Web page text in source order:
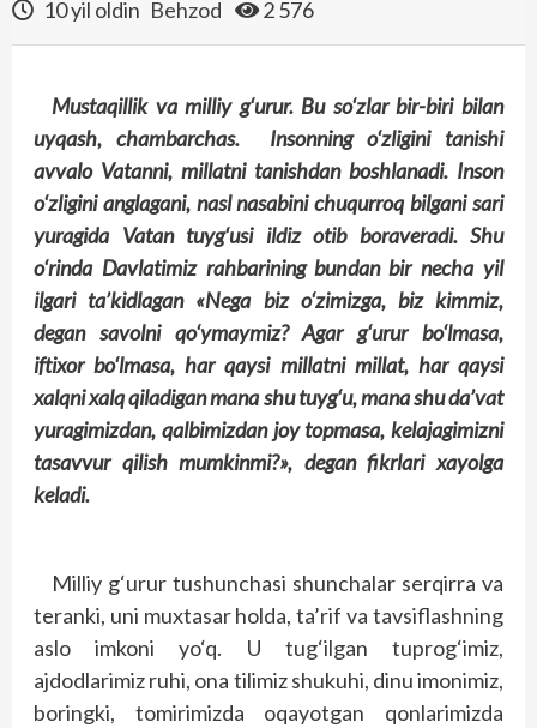
10 yil oldin Behzod 2 576
Mustaqillik va milliy g‘urur. Bu so‘zlar bir-biri bilan
uyqash, chambarchas. Insonning o‘zligini tanishi
avvalo Vatanni, millatni tanishdan boshlanadi. Inson
o‘zligini anglagani, nasl nasabini chuqurroq bilgani sari
yuragida Vatan tuyg‘usi ildiz otib boraveradi. Shu
o‘rinda Davlatimiz rahbarining bundan bir necha yil
ilgari ta’kidlagan «Nega biz o‘zimizga, biz kimmiz,
degan savolni qo‘ymaymiz? Agar g‘urur bo‘lmasa,
iftixor bo‘lmasa, har qaysi millatni millat, har qaysi
xalqni xalq qiladigan mana shu tuyg‘u, mana shu da’vat
yuragimizdan, qalbimizdan joy topmasa, kelajagimizni
tasavvur qilish mumkinmi?», degan fikrlari xayolga
keladi.
Milliy g‘urur tushunchasi shunchalar serqirra va
teranki, uni muxtasar holda, ta’rif va tavsiflashning
aslo imkoni yo‘q. U tug‘ilgan tuprog‘imiz,
ajdodlarimiz ruhi, ona tilimiz shukuhi, dinu imonimiz,
boringki, tomirimizda oqayotgan qonlarimizda